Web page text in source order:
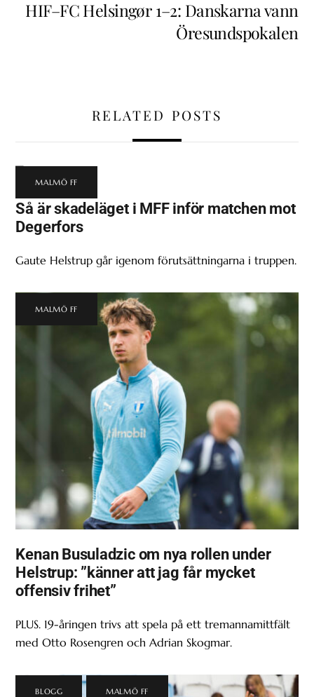
HIF–FC Helsingør 1–2: Danskarna vann
Öresundspokalen
RELATED POSTS
MALMÖ FF
Så är skadeläget i MFF inför matchen mot
Degerfors
Gaute Helstrup går igenom förutsättningarna i truppen.
MALMÖ FF
Kenan Busuladzic om nya rollen under
Helstrup: ”känner att jag får mycket
offensiv frihet”
PLUS. 19-åringen trivs att spela på ett tremannamittfält
med Otto Rosengren och Adrian Skogmar.
BLOGG MALMÖ FF